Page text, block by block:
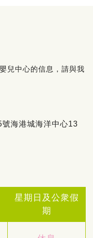
兒中心的信息，請與我
海港城海洋中心13
星期日及公衆假
期